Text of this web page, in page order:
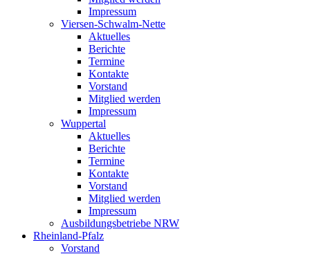
Impressum
Viersen-Schwalm-Nette
Aktuelles
Berichte
Termine
Kontakte
Vorstand
Mitglied werden
Impressum
Wuppertal
Aktuelles
Berichte
Termine
Kontakte
Vorstand
Mitglied werden
Impressum
Ausbildungsbetriebe NRW
Rheinland-Pfalz
Vorstand